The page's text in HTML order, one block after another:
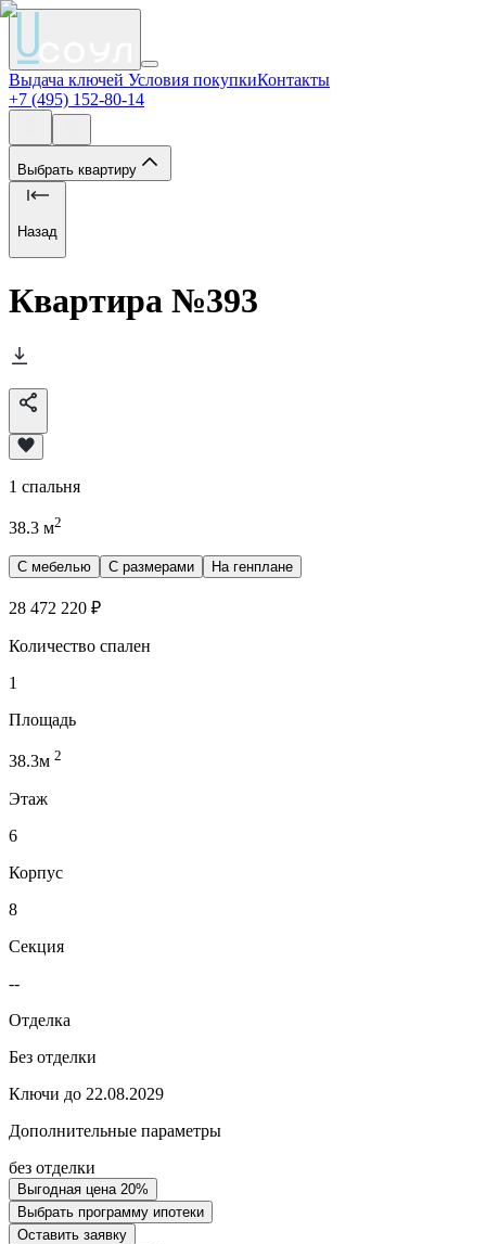
Выдача ключей Условия покупкиКонтакты
+7 (495) 152-80-14
Выбрать квартиру
Назад
Квартира №393
1 спальня
38.3 м2
С мебелью С размерами На генплане
28 472 220 ₽
Количество спален
1
Площадь
38.3м 2
Этаж
6
Корпус
8
Секция
--
Отделка
Без отделки
Ключи до 22.08.2029
Дополнительные параметры
без отделки
Выгодная цена 20%
Выбрать программу ипотеки
Оставить заявку